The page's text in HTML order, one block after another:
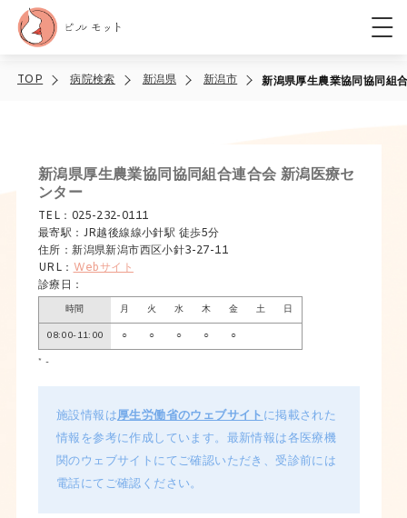
TOP 病院検索 新潟県 新潟市 新潟県厚生農業協同協同組
新潟県厚生農業協同協同組合連合会 新潟医療セ
ンター
TEL：025-232-0111
最寄駅：JR越後線線小針駅 徒歩5分
住所：新潟県新潟市西区小針3-27-11
URL： Webサイト
診療日：
時間 月 火 水 木 金 土 日
08:00-11:00 ○ ○ ○ ○ ○
* -
施設情報は厚生労働省のウェブサイト に掲載された
情報を参考に作成しています。最新情報は各医療機
関のウェブサイトにてご確認いただき、受診前には
電話にてご確認ください。